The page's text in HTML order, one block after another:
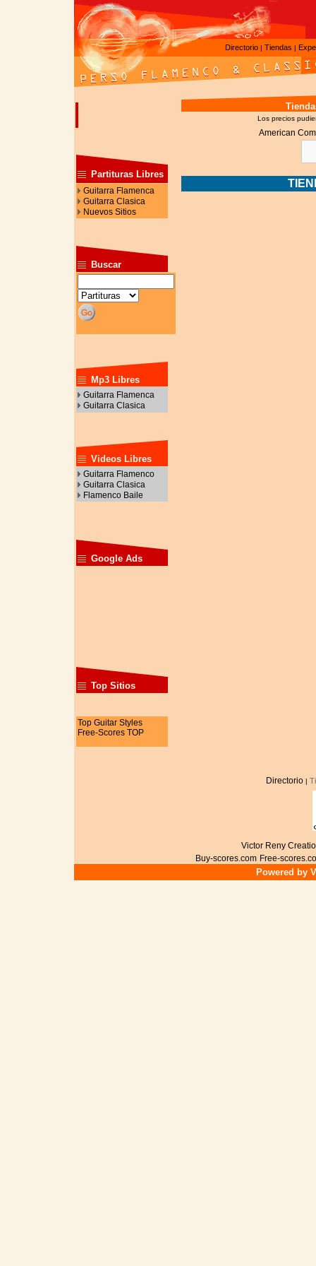
Directorio | Tiendas |
Partituras Libres
Guitarra Flamenca
Guitarra Clasica
Nuevos Sitios
Buscar
Mp3 Libres
Guitarra Flamenca
Guitarra Clasica
Videos Libres
Guitarra Flamenco
Guitarra Clasica
Flamenco Baile
Google Ads
Top Sitios
Top Guitar Styles
Free-Scores TOP
Los precios
American
Directorio |
Victor Reny
Buy-scores.com Free-
Powered by